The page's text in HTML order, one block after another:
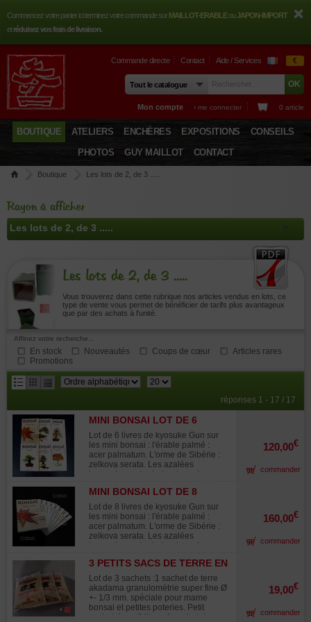
Commencez votre panier ici terminez votre commande surMAILLOT-ERABLEouJAPON-IMPORT
etréduisez vos frais de livraison.
Commande directe Contact Aide / Services €
Mon compte › me connecter 0 article
BOUTIQUE ATELIERS ENCHÈRES EXPOSITIONS
CONSEILS
PHOTOS
GUY MAILLOT CONTACT
Boutique Les lots de 2, de 3 .....
Rayon à afficher
Les lots de 2, de 3 .....
Vous trouverez dans cette rubrique nos articles vendus en lots, ce
type de vente vous permet de bénéficier de tarifs plus avantageux
que par des achats à l'unité.
Affinez votre recherche...
En stock Nouveautés Coups de cœur
Articles rares
Promotions
page
réponses 1 - 17 / 17
MINI BONSAI LOT DE 6
LIVRES.
Lot de 6 livres de kyosuke Gun sur
les mini bonsai : l'érable palmé :
acer palmatum. L'orme de Sibérie :
zelkova serata. Les azalées
japonaises : rhododendron . Le
pommier et le houx : malus et ilex Le
pin noir : pinus thunbergii. Version
française ! Chaque ouvrage contient
138 pages de dessins très explicites,
de bandes dessinées de schémas
clairs et de tableaux culturaux. Ils
l'évolution de vos bonsaïs au fil des
multiplication et de mise en forme
dans différents styles pour former au
mieux vos mini bonsaïs. Un ouvrage
japonais traduit et corrigé par un
120,00€
commander
MINI BONSAI LOT DE 8
LIVRES.
Lot de 8 livres de kyosuke Gun sur
les mini bonsai : l'érable palmé :
acer palmatum. L'orme de Sibérie :
zelkova serata. Les azalées
japonaises : rhododendron . Le
pommier et le houx : malus et ilex Le
pin noir : pinus thunbergii. L'érable
de burger :acer buergerianum Le
genévrier rigide : juniperus rigida
Version française ! Chaque ouvrage
contient 138 pages de dessins très
160,00€
commander
3 PETITS SACS DE TERRE EN
3 GRANULOMÉTRIES.
Lot de 3 sachets :1 sachet de terre
akadama granulométrie super fine Ø
+- 1/3 mm. spéciale pour mame
bonsai et petites poteries. Petit
sachet de +- 2 litres. 1 sachet de
19,00€
commander